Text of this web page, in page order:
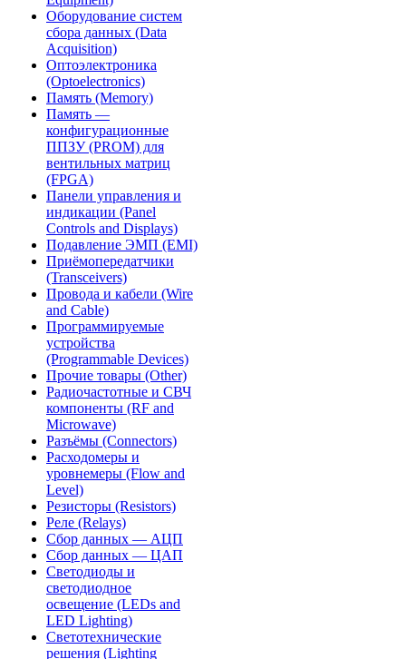
Оборудование систем
сбора данных (Data
Acquisition)
Оптоэлектроника
(Optoelectronics)
Память (Memory)
Память —
конфигурационные
ППЗУ (PROM) для
вентильных матриц
(FPGA)
Панели управления и
индикации (Panel
Controls and Displays)
Подавление ЭМП (EMI)
Приёмопередатчики
(Transceivers)
Провода и кабели (Wire
and Cable)
Программируемые
устройства
(Programmable Devices)
Прочие товары (Other)
Радиочастотные и СВЧ
компоненты (RF and
Microwave)
Разъёмы (Connectors)
Расходомеры и
уровнемеры (Flow and
Level)
Резисторы (Resistors)
Реле (Relays)
Сбор данных — АЦП
Сбор данных — ЦАП
Светодиоды и
светодиодное
освещение (LEDs and
LED Lighting)
Светотехнические
решения (Lighting